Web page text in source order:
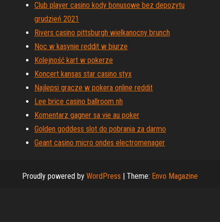
Club player casino kody bonusowe bez depozytu
grudzień 2021
Rivers casino pittsburgh wielkanocny brunch
Noc w kasynie reddit w biurze
Kolejność kart w pokerze
Koncert kansas star casino styx
Najlepsi gracze w pokera online reddit
Lee brice casino ballroom nh
Komentarz gagner sa vie au poker
Golden goddess slot do pobrania za darmo
Geant casino micro ondes electromenager
Proudly powered by WordPress | Theme: Envo Magazine